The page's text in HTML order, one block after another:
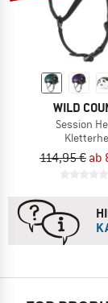
WILD
Session
114,95 € ab